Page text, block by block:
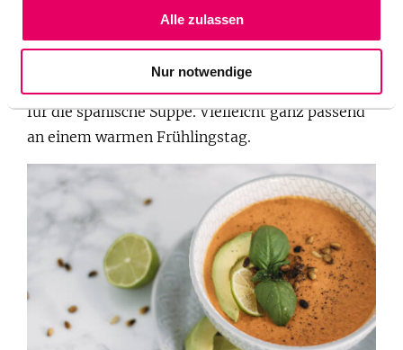
Alle zulassen
Nur notwendige
Viva España! Auf Mallorca am Strand sitzen und
für die spanische Suppe. Vielleicht ganz passend
an einem warmen Frühlingstag.